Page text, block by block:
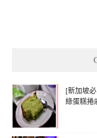
[新加坡
綠蛋糕捲